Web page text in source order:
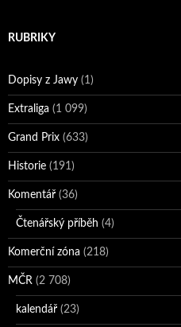
RUBRIKY
Dopisy z Jawy (1)
Extraliga (1 099)
Grand Prix (633)
Historie (191)
Komentář (36)
Čtenářský příběh (4)
Komerční zóna (218)
MČR (2 708)
kalendář (23)